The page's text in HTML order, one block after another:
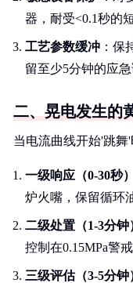
器，耐受<0.1秒的
工艺参数缓冲 ：保
留至少5分钟的应
二、晃电发生的
当电流曲线开始'跳舞
一级响应（0-30秒）
炉火嘴，保留循环
二级处置（1-3分钟
控制在0.15MPa警
三级评估（3-5分钟